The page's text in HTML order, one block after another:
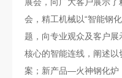
展会，向广大客户展示
会，精工机械以“智能钢
题，向专业观众及客户
核心的智能连线，阐述
案；新产品—火神钢化炉